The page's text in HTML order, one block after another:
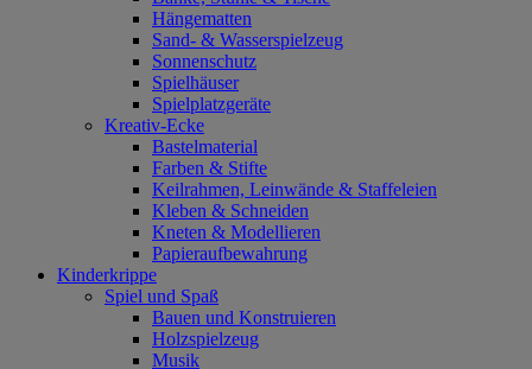
Hängematten
Sand- & Wasserspielzeug
Sonnenschutz
Spielhäuser
Spielplatzgeräte
Kreativ-Ecke
Bastelmaterial
Farben & Stifte
Keilrahmen, Leinwände & Staffeleien
Kleben & Schneiden
Kneten & Modellieren
Papieraufbewahrung
Kinderkrippe
Spiel und Spaß
Bauen und Konstruieren
Holzspielzeug
Musik